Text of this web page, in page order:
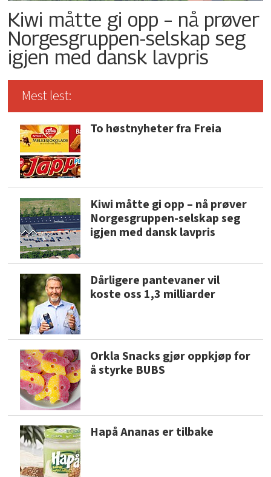
Kiwi måtte gi opp – nå prøver
Norgesgruppen-selskap seg
igjen med dansk lavpris
Mest lest:
To høstnyheter fra Freia
Kiwi måtte gi opp – nå prøver
Norgesgruppen-selskap seg
igjen med dansk lavpris
Dårligere pantevaner vil
koste oss 1,3 milliarder
Orkla Snacks gjør oppkjøp for
å styrke BUBS
Hapå Ananas er tilbake